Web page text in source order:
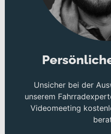
Unsicher bei der
unserem
Videomeeting